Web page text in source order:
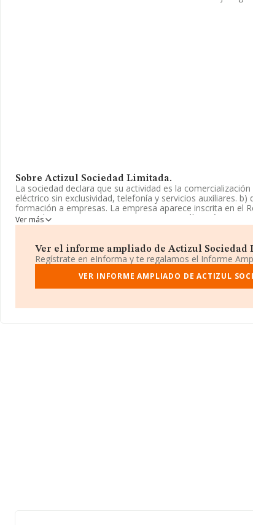
Sobre Actizul Sociedad Limitada.
La sociedad declara que su actividad es la
eléctrico sin exclusividad, telefonía y servicios auxiliares. b)
formación a empresas. La empresa aparece inscrita en el
Limitada. Tiene CNAE: 7120 - 'Ensayos y análisis técnicos'.
mercados exteriores.
La sociedad española Actizul Sociedad Limitada,
establecido en Calle Biologia Ed Vilamar 12 núm. 12 Piso 2
Andalucía.
En base a la información de la que dispone INFORMA
facturación de ventas entre todas las compañías asciende
Ver más
Ver el informe ampliado de Actizul Sociedad
Regístrate en eInforma y te regalamos el Informe
VER INFORME AMPLIADO DE ACTIZUL